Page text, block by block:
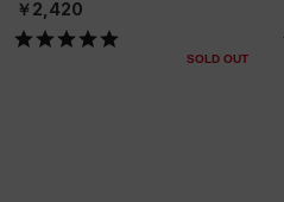
￥2,420
SOLD OUT